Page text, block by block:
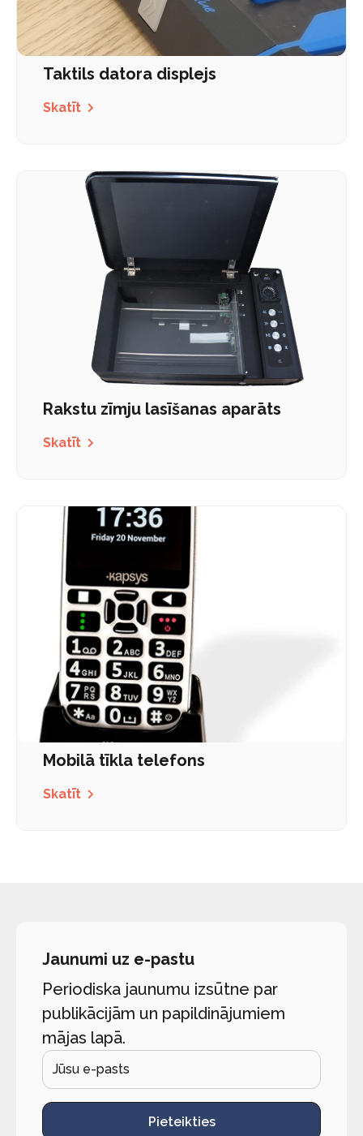
Taktils datora displejs
Skatīt
Rakstu zīmju lasīšanas aparāts
Skatīt
Mobilā tīkla telefons
Skatīt
Jaunumi uz e-pastu
Periodiska jaunumu izsūtne par
publikācijām un papildinājumiem
mājas lapā.
Pieteikties